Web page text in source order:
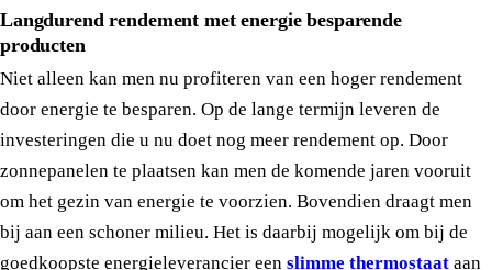
Langdurend rendement met energie besparende
producten
Niet alleen kan men nu profiteren van een hoger rendement
door energie te besparen. Op de lange termijn leveren de
investeringen die u nu doet nog meer rendement op. Door
zonnepanelen te plaatsen kan men de komende jaren vooruit
om het gezin van energie te voorzien. Bovendien draagt men
bij aan een schoner milieu. Het is daarbij mogelijk om bij de
goedkoopste energieleverancier een slimme thermostaat aan